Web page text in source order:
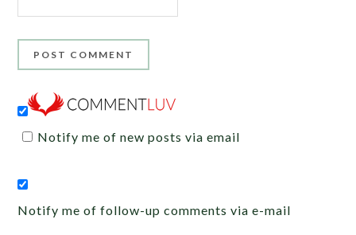
Notify me of new posts via email
Notify me of follow-up comments via e-mail